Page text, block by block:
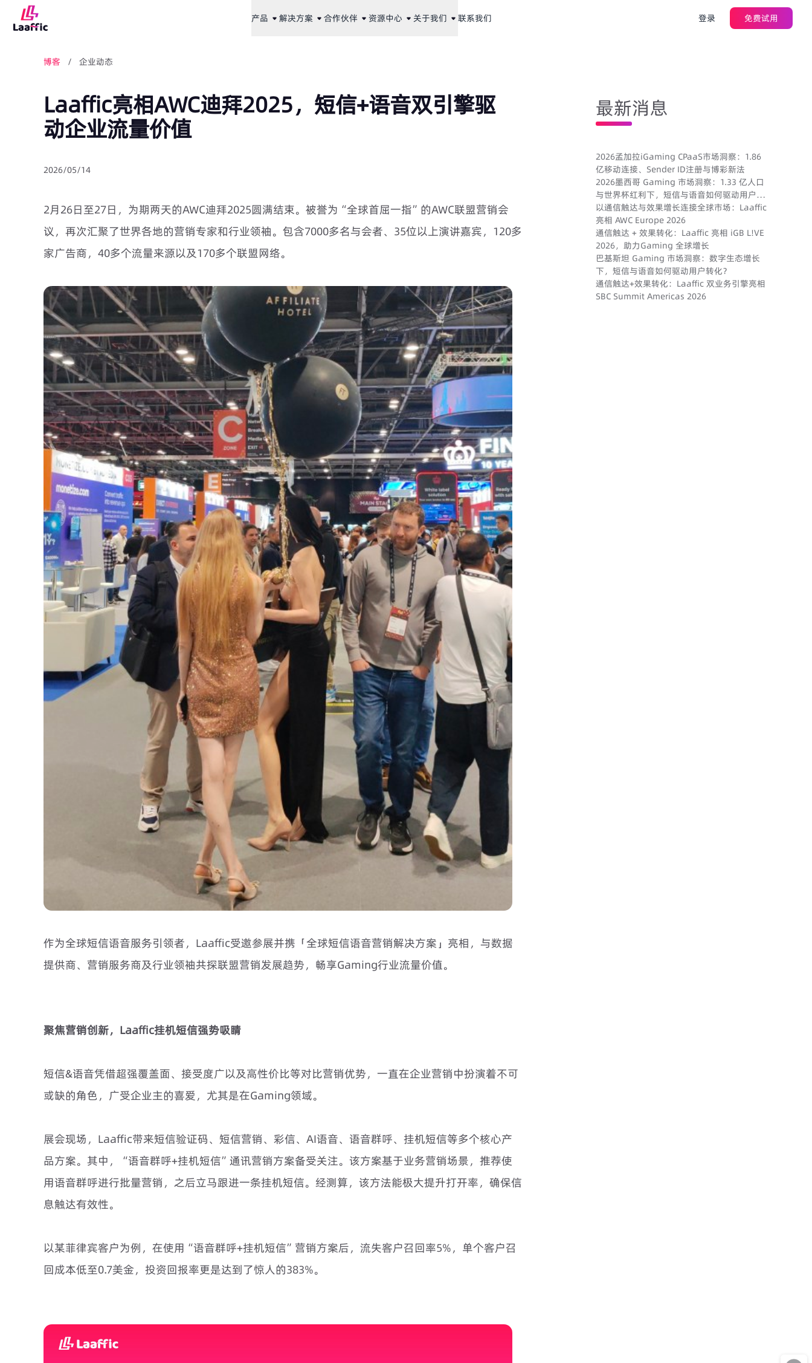
产品 解决方案 合作伙伴 资源中心 关于我们 联系我们 登录 免费试用
博客 / 企业动态
Laaffic亮相AWC迪拜2025，短信+语音双引擎驱
动企业流量价值
2026/05/14
最新消息
2026孟加拉iGaming CPaaS市场洞察：1.86
亿移动连接、Sender ID注册与博彩新法
2026墨西哥 Gaming 市场洞察：1.33 亿人口
与世界杯红利下，短信与语音如何驱动用户转
化？
以通信触达与效果增长连接全球市场：Laaffic
亮相 AWC Europe 2026
通信触达 + 效果转化：Laaffic 亮相 iGB L!VE
2026，助力Gaming 全球增长
巴基斯坦 Gaming 市场洞察：数字生态增长
下，短信与语音如何驱动用户转化？
通信触达+效果转化：Laaffic 双业务引擎亮相
SBC Summit Americas 2026
2月26日至27日，为期两天的AWC迪拜2025圆满结束。被誉为“全球首屈一指”的AWC联盟营销会
议，再次汇聚了世界各地的营销专家和行业领袖。包含7000多名与会者、35位以上演讲嘉宾，120多
家广告商，40多个流量来源以及170多个联盟网络。
作为全球短信语音服务引领者，Laaffic受邀参展并携「全球短信语音营销解决方案」亮相，与数据
提供商、营销服务商及行业领袖共探联盟营销发展趋势，畅享Gaming行业流量价值。
聚焦营销创新，Laaffic挂机短信强势吸睛
短信&语音凭借超强覆盖面、接受度广以及高性价比等对比营销优势，一直在企业营销中扮演着不可
或缺的角色，广受企业主的喜爱，尤其是在Gaming领域。
展会现场，Laaffic带来短信验证码、短信营销、彩信、AI语音、语音群呼、挂机短信等多个核心产
品方案。其中，“语音群呼+挂机短信”通讯营销方案备受关注。该方案基于业务营销场景，推荐使
用语音群呼进行批量营销，之后立马跟进一条挂机短信。经测算，该方法能极大提升打开率，确保信
息触达有效性。
以某菲律宾客户为例，在使用“语音群呼+挂机短信”营销方案后，流失客户召回率5%，单个客户召
回成本低至0.7美金，投资回报率更是达到了惊人的383%。